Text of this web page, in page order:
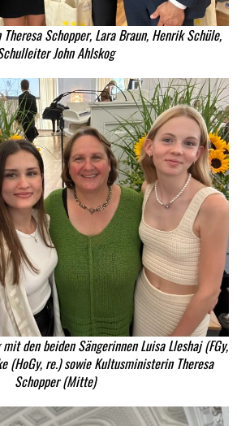
Schopper, Lara Braun, Henrik Schüle,
John Ahlskog
den beiden Sängerinnen Luisa Lleshaj (FGy,
(HoGy, re.) sowie Kultusministerin Theresa
Schopper (Mitte)